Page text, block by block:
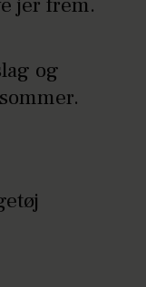
jer frem.
og